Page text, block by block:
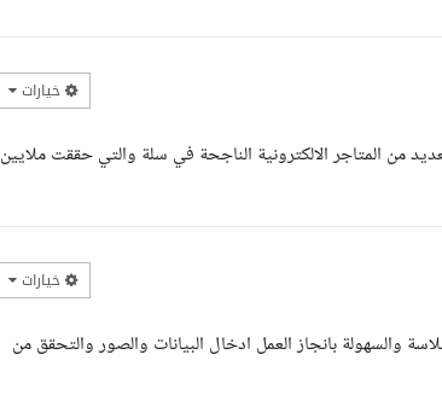
خيارات
لدي خبرة أكثر من 3 سنوات أدرت فيها العديد من المتاجر الالكترونية الناجحة في سلة والتي حققت ملايين
خيارات
والسهولة بانجاز العمل ادخال البيانات والصور والتحقق من